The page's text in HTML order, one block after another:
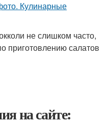
не слишком часто,
приготовлению салатов
на сайте: